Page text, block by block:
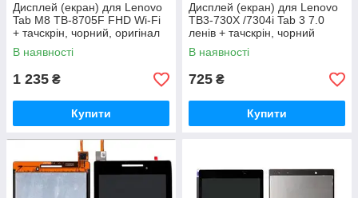
Дисплей (екран) для Lenovo
Tab M8 TB-8705F FHD Wi-Fi
+ тачскрін, чорний, оригінал
(Китай)
В наявності
1 235 ₴
Купити
Дисплей (екран) для Lenovo
TB3-730X /7304i Tab 3 7.0
ленів + тачскрін, чорний
В наявності
725 ₴
Купити